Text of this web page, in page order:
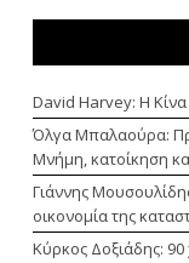
David Harvey: Η
Όλγα Μπαλαούρα:
Μνήμη, κατοίκηση
Γιάννης
οικονομία της
Κύρκος Δοξιάδης: